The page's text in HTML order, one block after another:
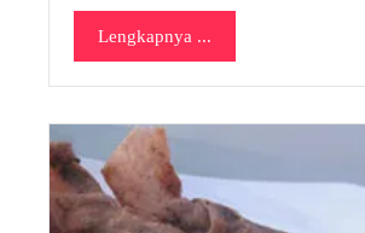
Lengkapnya ...